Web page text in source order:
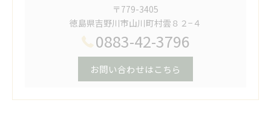
〒779-3405
徳島県吉野川市山川町村雲８２−４
0883-42-3796
お問い合わせはこちら